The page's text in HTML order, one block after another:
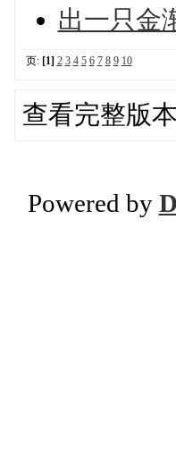
出一只金
页: [1] 2 3 4 5 6 7 8 9 10
查看完整版
Powered by